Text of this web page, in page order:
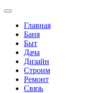
Главная
Баня
Быт
Дача
Дизайн
Строим
Ремонт
Связь